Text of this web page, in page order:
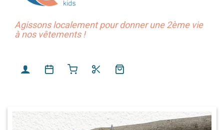
Agissons localement pour donner une 2ème vie
à nos vêtements !